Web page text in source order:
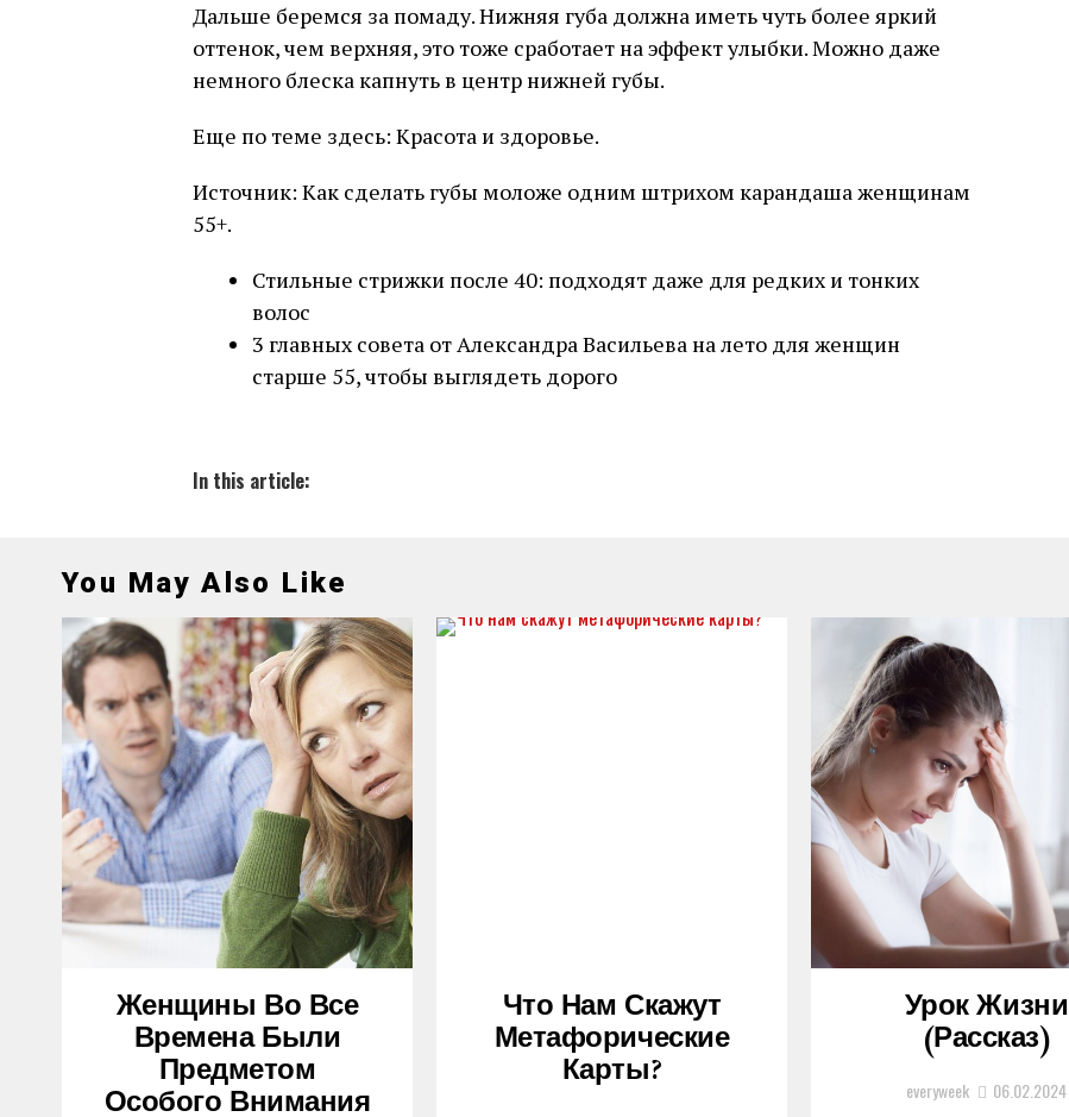
Дальше беремся за помаду. Нижняя губа должна иметь чуть более яркий
оттенок, чем верхняя, это тоже сработает на эффект улыбки. Можно даже
немного блеска капнуть в центр нижней губы.
Еще по теме здесь: Красота и здоровье.
Источник: Как сделать губы моложе одним штрихом карандаша женщинам
55+.
Стильные стрижки после 40: подходят даже для редких и тонких
волос
3 главных совета от Александра Васильева на лето для женщин
старше 55, чтобы выглядеть дорого
In this article:
You May Also Like
Женщины Во Все
Времена Были
Предметом
Особого Внимания
Что Нам Скажут
Метафорические
Карты?
Урок Жизни
(рассказ)
everyweek 06.02.2024